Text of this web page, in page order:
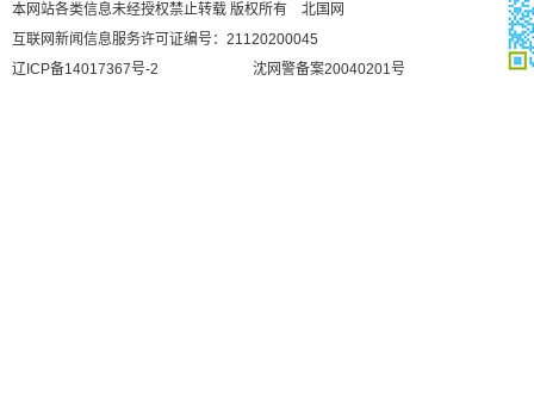
本网站各类信息未经授权禁止转载 版权所有 北国网
互联网新闻信息服务许可证编号：21120200045
辽ICP备14017367号-2
沈网警备案20040201号